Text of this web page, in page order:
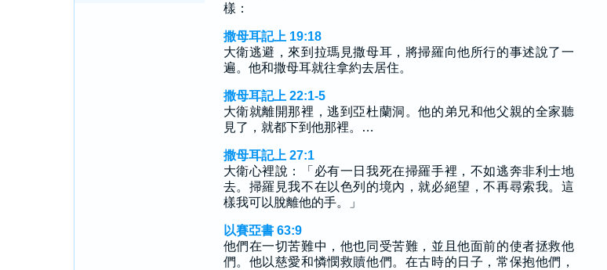
樣：
撒母耳記上 19:18
大衛逃避，來到拉瑪見撒母耳，將掃羅向他所行的事述說了一
遍。他和撒母耳就往拿約去居住。
撒母耳記上 22:1-5
大衛就離開那裡，逃到亞杜蘭洞。他的弟兄和他父親的全家聽
見了，就都下到他那裡。…
撒母耳記上 27:1
大衛心裡說：「必有一日我死在掃羅手裡，不如逃奔非利士地
去。掃羅見我不在以色列的境內，就必絕望，不再尋索我。這
樣我可以脫離他的手。」
以賽亞書 63:9
他們在一切苦難中，他也同受苦難，並且他面前的使者拯救他
們。他以慈愛和憐憫救贖他們。在古時的日子，常保抱他們，